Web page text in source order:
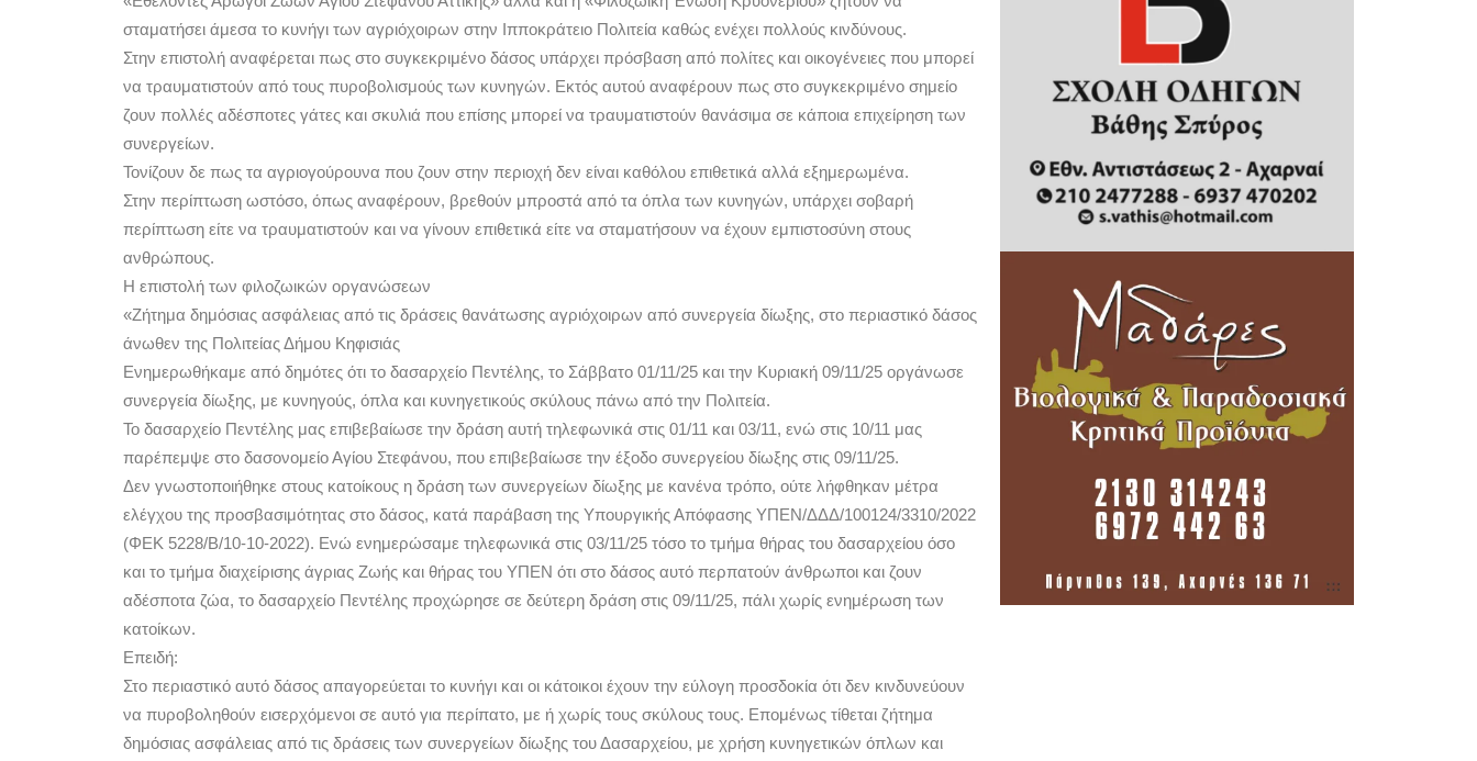
σταματήσει άμεσα το κυνήγι των αγριόχοιρων στην Ιπποκράτειο Πολιτεία καθώς ενέχει πολλούς κινδύνους.
Στην επιστολή αναφέρεται πως στο συγκεκριμένο δάσος υπάρχει πρόσβαση από πολίτες και οικογένειες που μπορεί
να τραυματιστούν από τους πυροβολισμούς των κυνηγών. Εκτός αυτού αναφέρουν πως στο συγκεκριμένο σημείο
ζουν πολλές αδέσποτες γάτες και σκυλιά που επίσης μπορεί να τραυματιστούν θανάσιμα σε κάποια επιχείρηση των
συνεργείων.
Τονίζουν δε πως τα αγριογούρουνα που ζουν στην περιοχή δεν είναι καθόλου επιθετικά αλλά εξημερωμένα.
Στην περίπτωση ωστόσο, όπως αναφέρουν, βρεθούν μπροστά από τα όπλα των κυνηγών, υπάρχει σοβαρή
περίπτωση είτε να τραυματιστούν και να γίνουν επιθετικά είτε να σταματήσουν να έχουν εμπιστοσύνη στους
ανθρώπους.
Η επιστολή των φιλοζωικών οργανώσεων
«Ζήτημα δημόσιας ασφάλειας από τις δράσεις θανάτωσης αγριόχοιρων από συνεργεία δίωξης, στο περιαστικό δάσος
άνωθεν της Πολιτείας Δήμου Κηφισιάς
Ενημερωθήκαμε από δημότες ότι το δασαρχείο Πεντέλης, το Σάββατο 01/11/25 και την Κυριακή 09/11/25 οργάνωσε
συνεργεία δίωξης, με κυνηγούς, όπλα και κυνηγετικούς σκύλους πάνω από την Πολιτεία.
Το δασαρχείο Πεντέλης μας επιβεβαίωσε την δράση αυτή τηλεφωνικά στις 01/11 και 03/11, ενώ στις 10/11 μας
παρέπεμψε στο δασονομείο Αγίου Στεφάνου, που επιβεβαίωσε την έξοδο συνεργείου δίωξης στις 09/11/25.
Δεν γνωστοποιήθηκε στους κατοίκους η δράση των συνεργείων δίωξης με κανένα τρόπο, ούτε λήφθηκαν μέτρα
ελέγχου της προσβασιμότητας στο δάσος, κατά παράβαση της Υπουργικής Απόφασης ΥΠΕΝ/ΔΔΔ/100124/3310/2022
(ΦΕΚ 5228/Β/10-10-2022). Ενώ ενημερώσαμε τηλεφωνικά στις 03/11/25 τόσο το τμήμα θήρας του δασαρχείου όσο
και το τμήμα διαχείρισης άγριας Ζωής και θήρας του ΥΠΕΝ ότι στο δάσος αυτό περπατούν άνθρωποι και ζουν
αδέσποτα ζώα, το δασαρχείο Πεντέλης προχώρησε σε δεύτερη δράση στις 09/11/25, πάλι χωρίς ενημέρωση των
κατοίκων.
Επειδή:
Στο περιαστικό αυτό δάσος απαγορεύεται το κυνήγι και οι κάτοικοι έχουν την εύλογη προσδοκία ότι δεν κινδυνεύουν
να πυροβοληθούν εισερχόμενοι σε αυτό για περίπατο, με ή χωρίς τους σκύλους τους. Επομένως τίθεται ζήτημα
δημόσιας ασφάλειας από τις δράσεις των συνεργείων δίωξης του Δασαρχείου, με χρήση κυνηγετικών όπλων και